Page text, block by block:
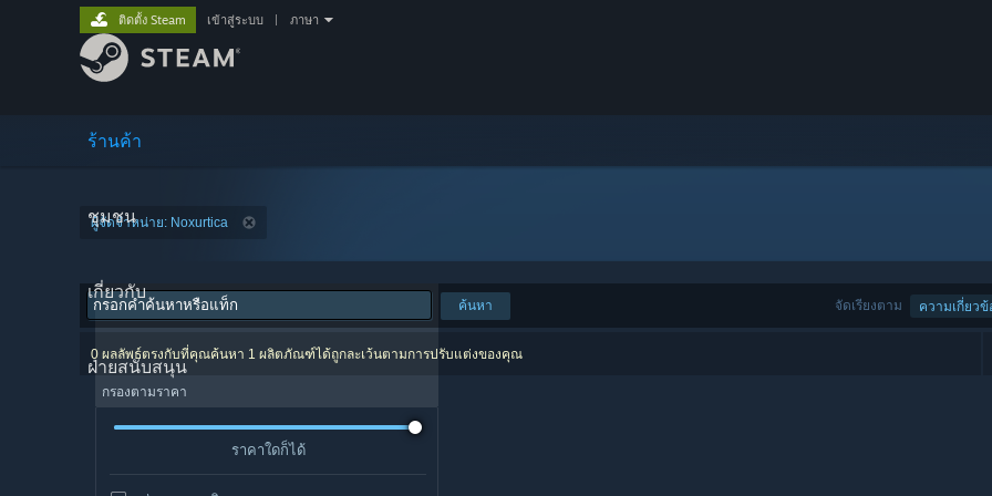
ร้านค้า
ชุมชน
เกี่ยวกับ
ฝ่ายสนับสนุน
ติดตั้ง Steam เข้าสู่ระบบ ภาษา
ผู้จัดจำหน่าย: Noxurtica
จัดเรียงตาม ความเกี่ยวข้
ค้นหา
0 ผลลัพธ์ตรงกับที่คุณค้นหา 1 ผลิตภัณฑ์ได้ถูกละเว้นตามการปรับแต่งของคุณ
กรองตามราคา
ราคาใดก็ได้